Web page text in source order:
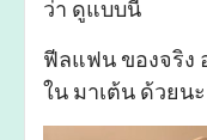
ว่า ดูแบบนี้
ฟีลแฟน ของจริง
ใน มาเต้น ด้วยน